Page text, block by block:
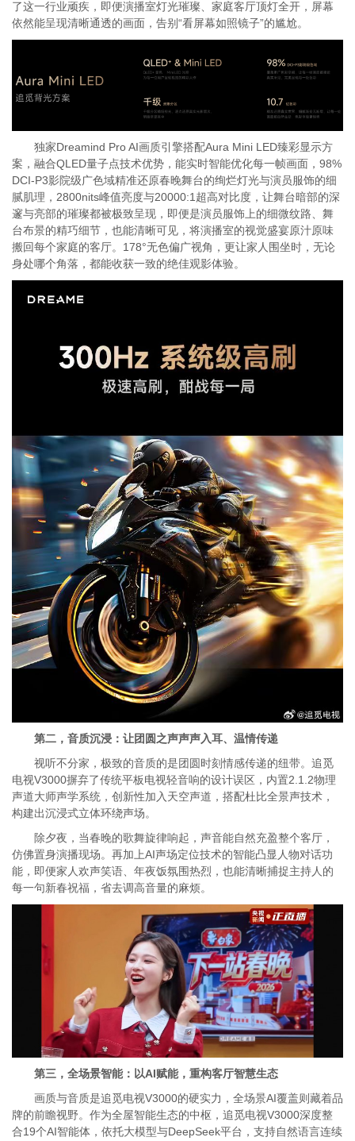
了这一行业顽疾，即便演播室灯光璀璨、家庭客厅顶灯全开，屏幕
依然能呈现清晰通透的画面，告别“看屏幕如照镜子”的尴尬。
独家Dreamind Pro AI画质引擎搭配Aura Mini LED臻彩显示方
案，融合QLED量子点技术优势，能实时智能优化每一帧画面，98%
DCI-P3影院级广色域精准还原春晚舞台的绚烂灯光与演员服饰的细
腻肌理，2800nits峰值亮度与20000:1超高对比度，让舞台暗部的深
邃与亮部的璀璨都被极致呈现，即便是演员服饰上的细微纹路、舞
台布景的精巧细节，也能清晰可见，将演播室的视觉盛宴原汁原味
搬回每个家庭的客厅。178°无色偏广视角，更让家人围坐时，无论
身处哪个角落，都能收获一致的绝佳观影体验。
第二， 音质沉浸：让团圆之声声声入耳、温情传递
视听不分家，极致的音质的是团圆时刻情感传递的纽带。追觅
电视V3000摒弃了传统平板电视轻音响的设计误区，内置2.1.2物理
声道大师声学系统，创新性加入天空声道，搭配杜比全景声技术，
构建出沉浸式立体环绕声场。
除夕夜，当春晚的歌舞旋律响起，声音能自然充盈整个客厅，
仿佛置身演播现场。再加上AI声场定位技术的智能凸显人物对话功
能，即便家人欢声笑语、年夜饭氛围热烈，也能清晰捕捉主持人的
每一句新春祝福，省去调高音量的麻烦。
第三， 全场景智能：以AI赋能，重构客厅智慧生态
画质与音质是追觅电视V3000的硬实力，全场景AI覆盖则藏着品
牌的前瞻视野。作为全屋智能生态的中枢，追觅电视V3000深度整
合19个AI智能体，依托大模型与DeepSeek平台，支持自然语言连续